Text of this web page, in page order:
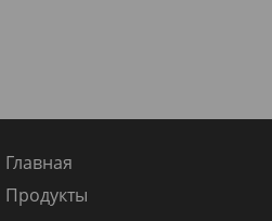
Главная
Продукты